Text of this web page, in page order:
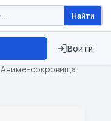
Найти
Войти
⏱ ТОЛЬКО 15 ДНЕЙ
Аниме-сокровища